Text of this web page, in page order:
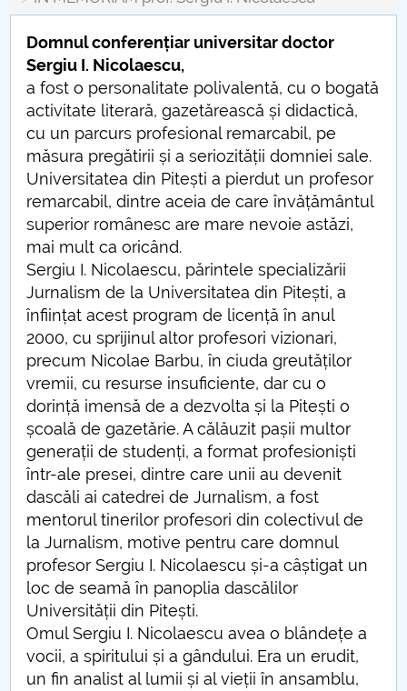
Nr. de telefon si adrese Facultăți
Admitere
Români de pretutindeni - ADMITERE
Senat
Facultăți
Studenți
Ghiduri pentru STUDENȚI
Relații Publice
Relații Internaționale
PNRR
Proiect PRIM STUD
Proiect SU-ETIC
Protecția datelor personale
UNIVERSITATE pentru comunitate
IOSUD/CSUD-Doctorate
Domnul conferențiar universitar doctor
Sergiu I. Nicolaescu,
a fost o personalitate polivalentă, cu o bogată
activitate literară, gazetărească și didactică,
cu un parcurs profesional remarcabil, pe
măsura pregătirii și a seriozității domniei sale.
Universitatea din Pitești a pierdut un profesor
remarcabil, dintre aceia de care învățământul
superior românesc are mare nevoie astăzi,
mai mult ca oricând.
Sergiu I. Nicolaescu, părintele specializării
Jurnalism de la Universitatea din Pitești, a
înființat acest program de licență în anul
2000, cu sprijinul altor profesori vizionari,
precum Nicolae Barbu, în ciuda greutăților
vremii, cu resurse insuficiente, dar cu o
dorință imensă de a dezvolta și la Pitești o
școală de gazetărie. A călăuzit pașii multor
generații de studenți, a format profesioniști
într-ale presei, dintre care unii au devenit
dascăli ai catedrei de Jurnalism, a fost
mentorul tinerilor profesori din colectivul de
la Jurnalism, motive pentru care domnul
profesor Sergiu I. Nicolaescu și-a câștigat un
loc de seamă în panoplia dascălilor
Universității din Pitești.
Omul Sergiu I. Nicolaescu avea o blândețe a
vocii, a spiritului și a gândului. Era un erudit,
un fin analist al lumii și al vieții în ansamblu,